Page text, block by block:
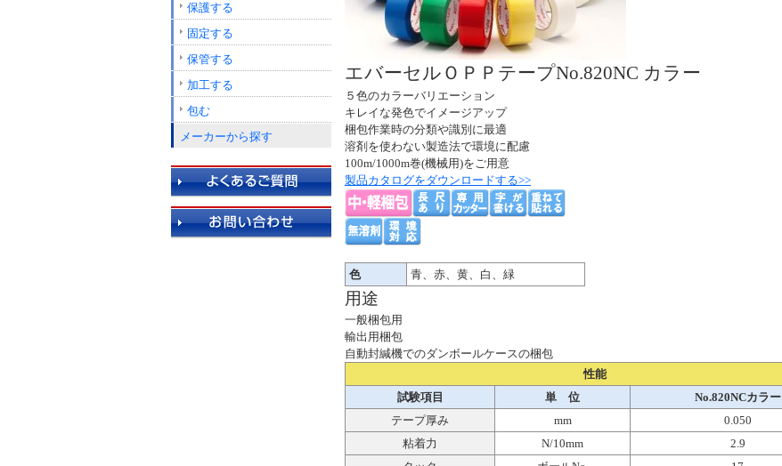
エバーセルＯＰＰテープNo.820NC カラー
５色のカラーバリエーション
キレイな発色でイメージアップ
梱包作業時の分類や識別に最適
溶剤を使わない製造法で環境に配慮
100m/1000m巻(機械用)をご用意
製品カタログをダウンロードする>>
色 青、赤、黄、白、緑
用途
一般梱包用
輸出用梱包
自動封緘機でのダンボールケースの梱包
性能
試験項目
単 位
No.820NCカラー
テープ厚み
mm
0.050
粘着力
N/10mm
2.9
保護する
固定する
保管する
加工する
包む
メーカーから探す